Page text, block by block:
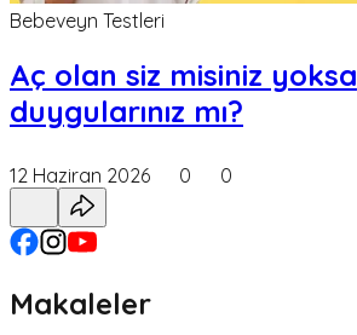
Bebeveyn Testleri
Aç olan siz misiniz yoksa
duygularınız mı?
12 Haziran 2026 0 0
Makaleler